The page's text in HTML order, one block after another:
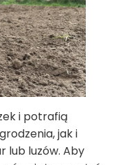
i potrafią
jak i
lub luzów. Aby